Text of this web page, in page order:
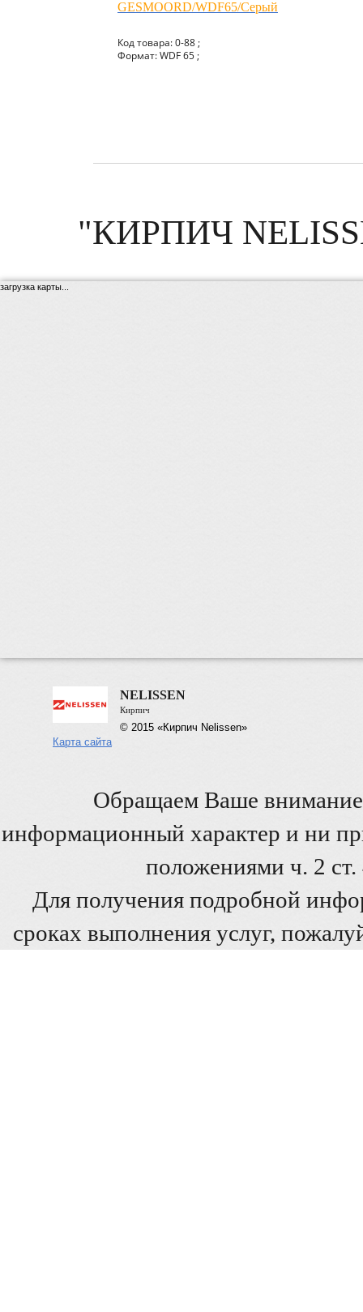
GESMOORD/WDF65/Серый
Код товара: 0-88 ;
Формат: WDF 65 ;
"КИРПИЧ
загрузка карты...
NELISSEN
Кирпич
© 2015 «Кирпич Nelissen»
Карта сайта
Обращаем Ваше внимание
информационный характер и ни
положениями ч. 2
Для получения подробной
сроках выполнения услуг,